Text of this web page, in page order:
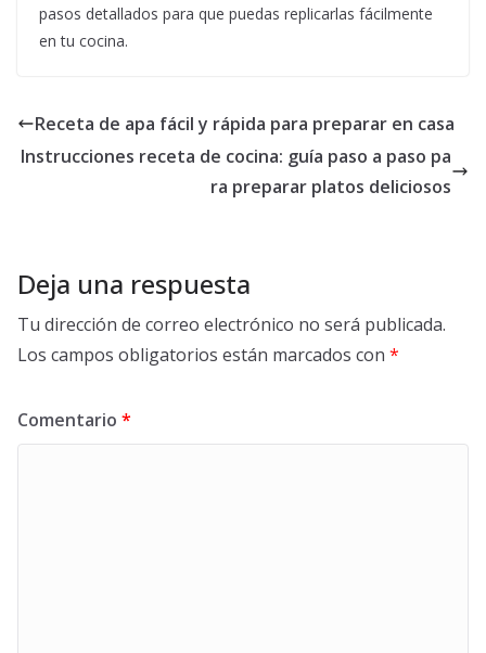
pasos detallados para que puedas replicarlas fácilmente
en tu cocina.
Receta de apa fácil y rápida para preparar en casa
Instrucciones receta de cocina: guía paso a paso pa
ra preparar platos deliciosos
Deja una respuesta
Tu dirección de correo electrónico no será publicada.
Los campos obligatorios están marcados con *
Comentario *